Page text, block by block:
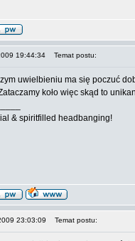
19:44:34 Temat postu:
uwielbieniu ma się poczuć
koło więc skąd to
& spiritfilled headbanging!
23:03:09 Temat postu: